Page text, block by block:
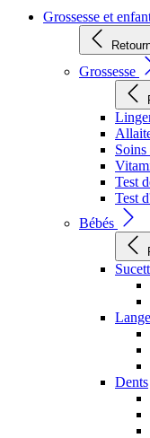
Grossesse et
Grossesse
Test
Test
Bébés
Dents